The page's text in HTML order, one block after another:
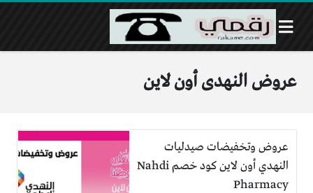
عروض النهدى أون لاين
عروض وتخفيضات صيدليات
النهدي أون لاين كود خصم Nahdi
Pharmacy